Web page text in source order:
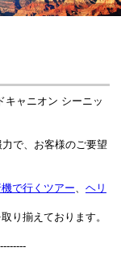
キャニオン シーニッ
で、お客様のご要望
で行くツアー、 ヘリ
り揃えております。